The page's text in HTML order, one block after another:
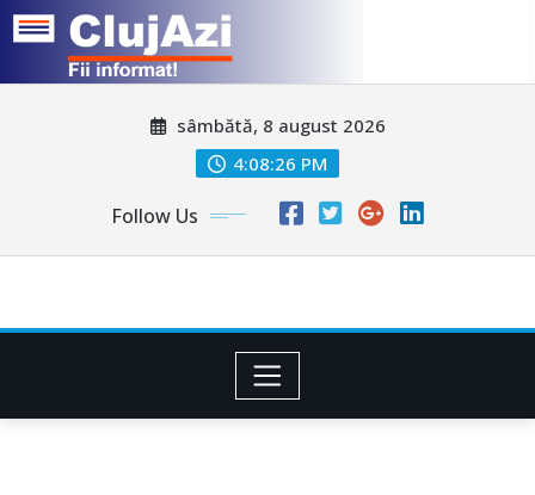
sâmbătă, 8 august 2026
4:08:29 PM
Follow Us